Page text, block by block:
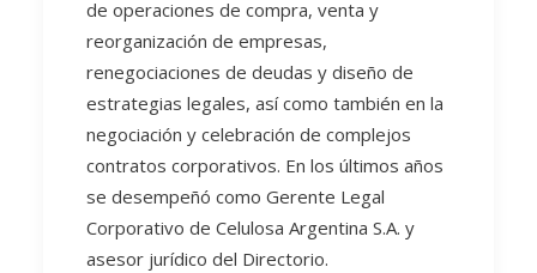
de operaciones de compra, venta y
reorganización de empresas,
renegociaciones de deudas y diseño de
estrategias legales, así como también en la
negociación y celebración de complejos
contratos corporativos. En los últimos años
se desempeñó como Gerente Legal
Corporativo de Celulosa Argentina S.A. y
asesor jurídico del Directorio.